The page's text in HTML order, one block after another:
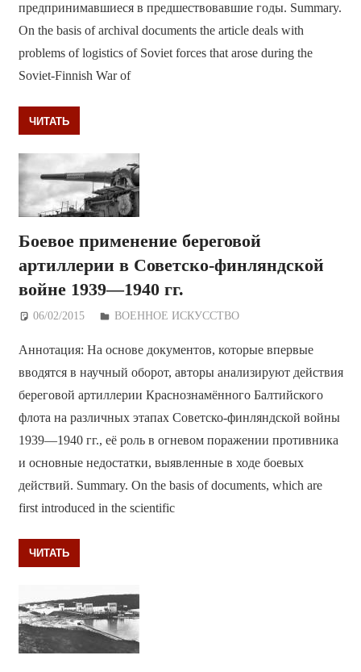
предпринимавшиеся в предшествовавшие годы. Summary.
On the basis of archival documents the article deals with
problems of logistics of Soviet forces that arose during the
Soviet-Finnish War of
ЧИТАТЬ
Боевое применение береговой
артиллерии в Советско-финляндской
войне 1939—1940 гг.
06/02/2015 Дежурный по Редакции
ВОЕННОЕ ИСКУССТВО
Аннотация: На основе документов, которые впервые
вводятся в научный оборот, авторы анализируют действия
береговой артиллерии Краснознамённого Балтийского
флота на различных этапах Советско-финляндской войны
1939—1940 гг., её роль в огневом поражении противника
и основные недостатки, выявленные в ходе боевых
действий. Summary. On the basis of documents, which are
first introduced in the scientific
ЧИТАТЬ